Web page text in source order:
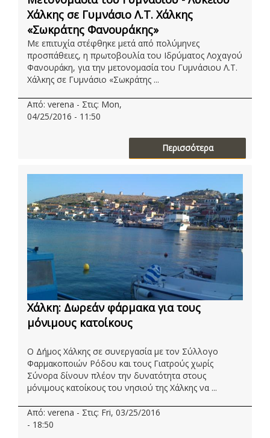
Χάλκης σε Γυμνάσιο Λ.Τ. Χάλκης
«Σωκράτης Φανουράκης»
Με επιτυχία στέφθηκε μετά από πολύμηνες
προσπάθειες, η πρωτοβουλία του Ιδρύματος Λοχαγού
Φανουράκη, για την μετονομασία του Γυμνάσιου Λ.Τ.
Χάλκης σε Γυμνάσιο «Σωκράτης ...
Από: verena - Στις: Mon,
04/25/2016 - 11:50
Περισσότερα
Χάλκη: Δωρεάν φάρμακα για τους
μόνιμους κατοίκους
Ο Δήμος Χάλκης σε συνεργασία με τον Σύλλογο
Φαρμακοποιών Ρόδου και τους Γιατρούς χωρίς
Σύνορα δίνουν πλέον την δυνατότητα στους
μόνιμους κατοίκους του νησιού της Χάλκης να ...
Από: verena - Στις: Fri, 03/25/2016
- 18:50